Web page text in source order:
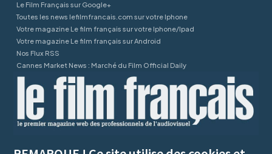
Le Film Français sur Google+
Toutes les news lefilmfrancais.com sur votre Iphone
Votre magazine Le film français sur votre Iphone/Ipad
Votre magazine Le film français sur Android
Nos Flux RSS
Cannes Market News : Marché du Film Official Daily